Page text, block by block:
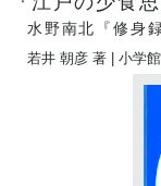
水野南北『修身
若井 朝彦 著 | 小学